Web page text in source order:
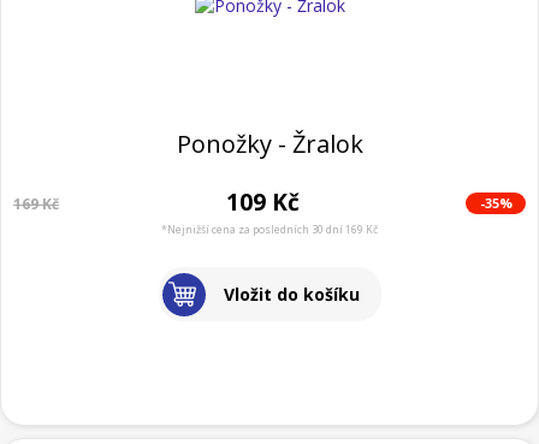
Ponožky - Žralok
169 Kč 109 Kč -35%
*Nejnižší cena za posledních 30 dní 169 Kč
Vložit do košíku